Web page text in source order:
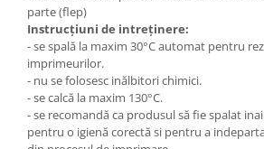
parte (flep)
Instrucțiuni de intreținere:
- se spală la maxim 30°C automat pentru
imprimeurilor.
- nu se folosesc inălbitori chimici.
- se calcă la maxim 130°C.
- se recomandă ca produsul să fie spalat
pentru o igienă corectă si pentru a